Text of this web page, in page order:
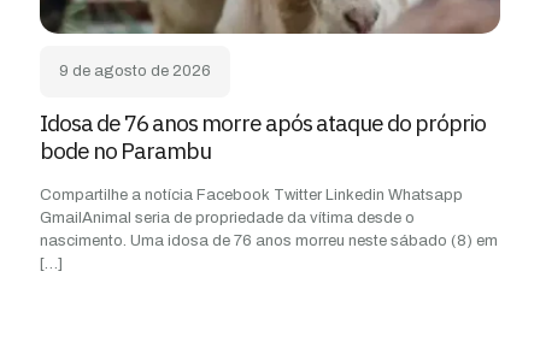
9 de agosto de 2026
Idosa de 76 anos morre após ataque do próprio
bode no Parambu
Compartilhe a notícia Facebook Twitter Linkedin Whatsapp
GmailAnimal seria de propriedade da vítima desde o
nascimento. Uma idosa de 76 anos morreu neste sábado (8) em
[…]